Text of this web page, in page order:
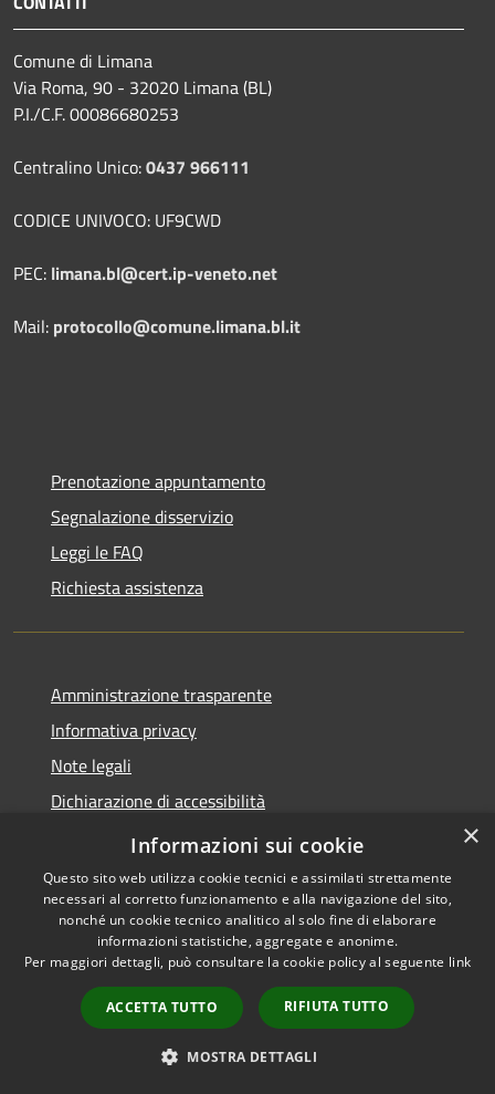
Comune di Limana
Via Roma, 90 - 32020 Limana (BL)
P.I./C.F. 00086680253
Centralino Unico:0437 966111
CODICE UNIVOCO: UF9CWD
PEC: limana.bl@cert.ip-veneto.net
Mail: protocollo@comune.limana.bl.it
Prenotazione appuntamento
Segnalazione disservizio
Leggi le FAQ
Richiesta assistenza
Amministrazione trasparente
Informativa privacy
Note legali
Dichiarazione di accessibilità
Moduli Privacy Amministrazione trasparente
Accessibilità
Copyright © 2026 • Comune di
Limana • Powered by
Municipium•
Accesso
redazione
×
Informazioni sui cookie
Questo sito web utilizza cookie tecnici e assimilati strettamente
necessari al corretto funzionamento e alla navigazione del sito,
nonché un cookie tecnico analitico al solo fine di elaborare
informazioni statistiche, aggregate e anonime.
Per maggiori dettagli, può consultare la cookie policy al seguente link
ACCETTA TUTTO RIFIUTA TUTTO
MOSTRA DETTAGLI